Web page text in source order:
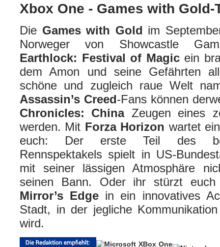
Xbox One - Games with
Die Games with Gold im
Norweger von Showcastle
Earthlock: Festival of Magicein
dem Amon und seine Gefährten
schöne und zugleich raue Welt
Assassin’s Creed-Fans können
Chronicles: ChinaZeugen eines
werden. Mit Forza Horizon wartet
euch: Der erste Teil des
Rennspektakels spielt in US-
mit seiner lässigen Atmosphäre
seinen Bann. Oder ihr stürzt
Mirror’s Edge in ein innovatives
Stadt, in der jegliche
wird.